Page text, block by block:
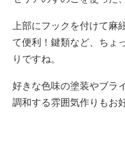
上部にフックを付けて麻
て便利！鍵類など、ちょ
りですね。
好きな色味の塗装やブラ
調和する雰囲気作りもお